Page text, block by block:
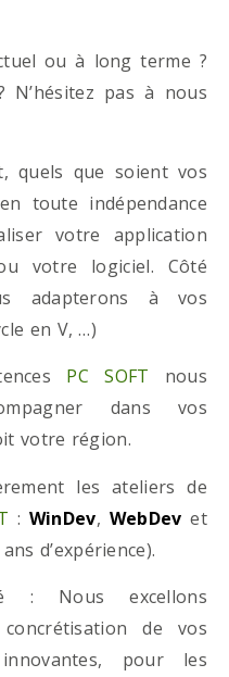
ou à long terme ?
pas à nous
quels que soient vos
toute indépendance
votre application
votre logiciel. Côté
adapterons à vos
en V, …)
PC SOFT nous
dans vos
votre région.
les ateliers de
: WinDev, WebDev et
d’expérience).
Nous excellons
de vos
pour les